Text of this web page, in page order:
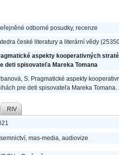
odborné posudky, recenze
české literatury a literární vědy
aspekty kooperativných
deti spisovateľa Mareka Tomana
S. Pragmatické aspekty
pre deti spisovateľa Mareka Tomana.
RIV
mas-media, audiovize